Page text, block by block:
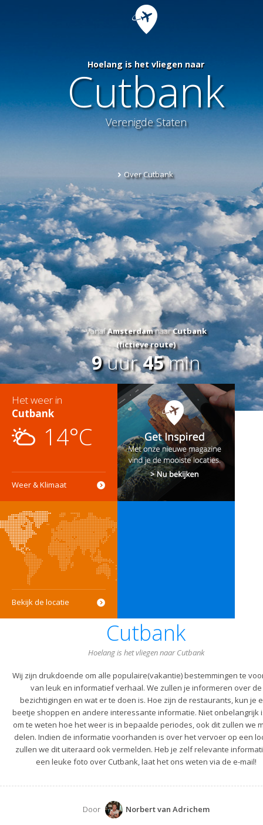
Hoelang is het vliegen naar
Cutbank
Verenigde Staten
Over Cutbank
VanafAmsterdamnaarCutbank
(fictieve route)
9uur45min
Het weer in
Cutbank
14°C
Weer & Klimaat
Bekijk de locatie
Cutbank
Hoelang is het vliegen naar Cutbank
Wij zijn drukdoende om alle populaire(vakantie) bestemmingen te
van leuk en informatief verhaal. We zullen je informeren over de
bezichtigingen en wat er te doen is. Hoe zijn de restaurants, kun je
beetje shoppen en andere interessante informatie. Niet onbelangrijk
om te weten hoe het weer is in bepaalde periodes, ook dit zullen we
delen. Indien de informatie voorhanden is over het vervoer op een
zullen we dit uiteraard ook vermelden. Heb je zelf relevante
een leuke foto over Cutbank, laat het ons weten via de e-mail!
Door Norbert van Adrichem